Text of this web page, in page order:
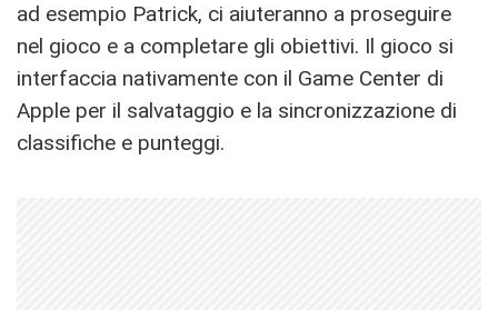
ad esempio Patrick, ci aiuteranno a proseguire
nel gioco e a completare gli obiettivi. Il gioco si
interfaccia nativamente con il Game Center di
Apple per il salvataggio e la sincronizzazione di
classifiche e punteggi.